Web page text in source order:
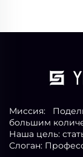
Миссия:
большим
Наша цель:
Слоган: